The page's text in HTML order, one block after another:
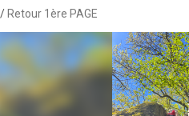
Retour 1ère PAGE